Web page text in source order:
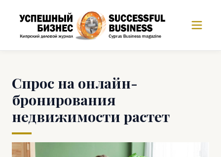
Cпрос на онлайн-
бронирования
недвижимости растет